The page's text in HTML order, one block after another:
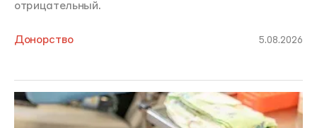
отрицательный.
Донорство 5.08.2026